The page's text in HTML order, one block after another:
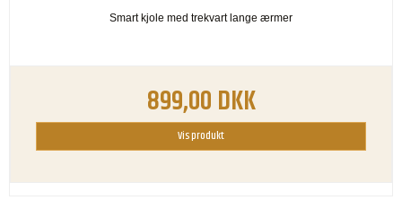
Smart kjole med trekvart lange ærmer
899,00 DKK
Vis produkt